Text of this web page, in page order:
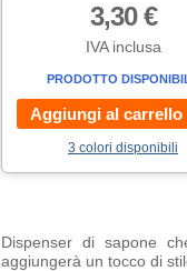
3,30 €
IVA inclusa
PRODOTTO
Aggiungi al carrello
3 colori disponibili
Dispenser di sapone
aggiungerà un tocco di